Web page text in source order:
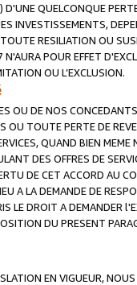
QUELCONQUE
INVESTISSEMENTS,
RESILIATION OU
POUR EFFET
OU L’EXCLUSION.
OU DE NOS
OU TOUTE PERTE DE
QUAND BIEN
DES OFFRES DE
DE CET ACCORD AU
A LA DEMANDE DE
LE DROIT A DEMANDER
DU PRESENT
EN VIGUEUR,